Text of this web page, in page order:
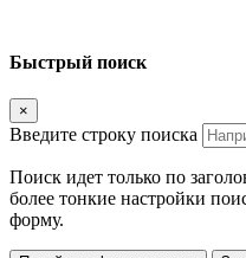
Быстрый поиск
×
Введите строку поиска
Поиск идет только по
более тонкие настройки
форму.